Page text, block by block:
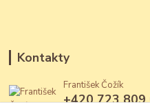
Kontakty
František Čožík
+420 723 809